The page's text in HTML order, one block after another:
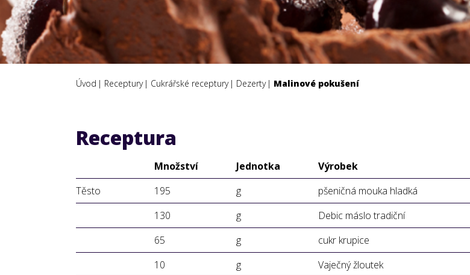
Úvod Receptury Cukrářské receptury Dezerty Malinové pokušení
Receptura
Množství Jednotka
Výrobek
Těsto
195 g
pšeničná mouka hladká
130
g
Debic máslo tradiční
65
g
cukr krupice
10
g
Vaječný žloutek